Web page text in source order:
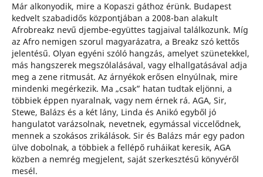
Már alkonyodik, mire a Kopaszi gáthoz érünk. Budapest
kedvelt szabadidős központjában a 2008-ban alakult
Afrobreakz nevű djembe-együttes tagjaival találkozunk. Míg
az Afro nemigen szorul magyarázatra, a Breakz szó kettős
jelentésű. Olyan egyéni szóló hangzás, amelyet szünetekkel,
más hangszerek megszólalásával, vagy elhallgatásával adja
meg a zene ritmusát. Az árnyékok erősen elnyúlnak, mire
mindenki megérkezik. Ma „csak” hatan tudtak eljönni, a
többiek éppen nyaralnak, vagy nem érnek rá. AGA, Sir,
Stewe, Balázs és a két lány, Linda és Anikó egyből jó
hangulatot varázsolnak, nevetnek, egymással viccelődnek,
mennek a szokásos zrikálások. Sir és Balázs már egy padon
ülve dobolnak, a többiek a fellépő ruháikat keresik, AGA
közben a nemrég megjelent, saját szerkesztésű könyvéről
mesél.